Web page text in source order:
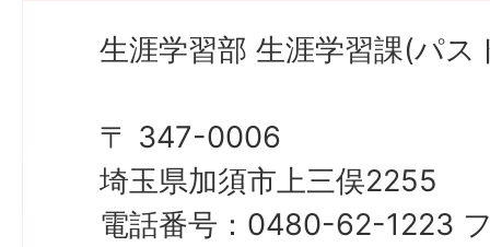
生涯学習部 生涯学習課(パス
〒 347-0006
埼玉県加須市上三俣2255
電話番号：0480-62-1223